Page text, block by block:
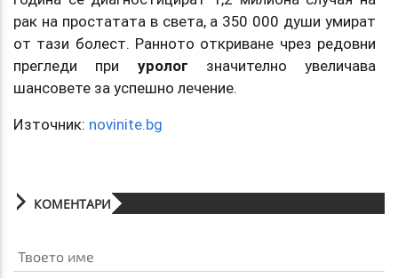
рак на простатата в света, а 350 000 души умират
от тази болест. Ранното откриване чрез редовни
прегледи при уролог значително увеличава
шансовете за успешно лечение.
Източник: novinite.bg
КОМЕНТАРИ
Твоето име